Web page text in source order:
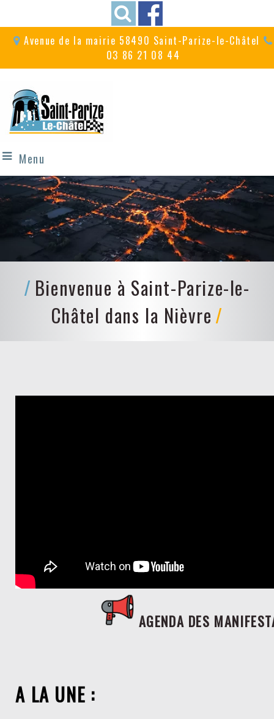
Avenue de la mairie 58490 Saint-Parize-le-Châtel
03 86 21 08 44
Menu
Un village festif
avec ses fêtes et commémorations...
A proximité du
circuit de Magny-Cours
Bienvenue à Saint-Parize-le-
Châtel dans la Nièvre
AGENDA DES
A LA